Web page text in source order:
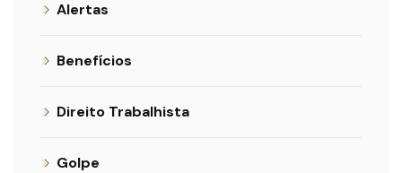
Alertas
Benefícios
Direito Trabalhista
Golpe